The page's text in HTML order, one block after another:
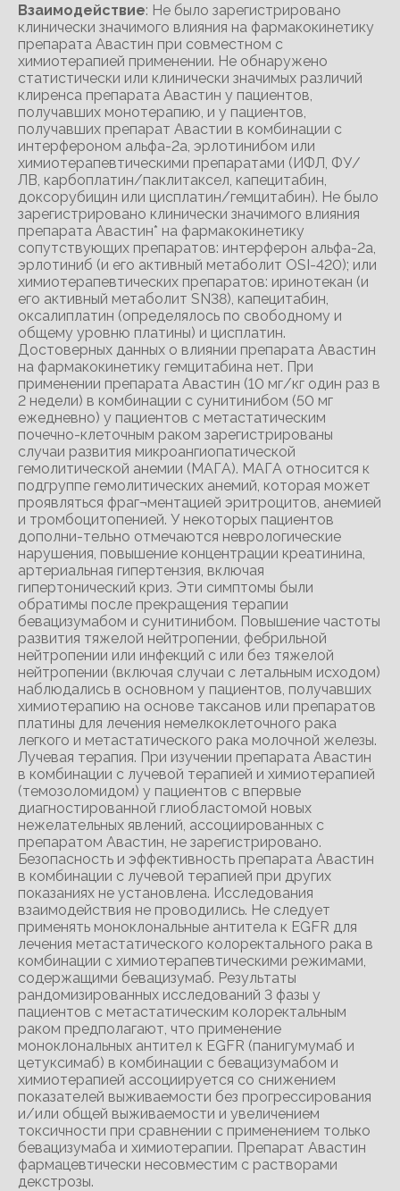
Взаимодействие: Не было зарегистрировано
клинически значимого влияния на фармакокинетику
препарата Авастин при совместном с
химиотерапией применении. Не обнаружено
статистически или клинически значимых различий
клиренса препарата Авастин у пациентов,
получавших монотерапию, и у пациентов,
получавших препарат Авастии в комбинации с
интерфероном альфа-2а, эрлотинибом или
химиотерапевтическими препаратами (ИФЛ, ФУ/
ЛВ, карбоплатин/паклитаксел, капецитабин,
доксорубицин или цисплатин/гемцитабин). Не было
зарегистрировано клинически значимого влияния
препарата Авастин* на фармакокинетику
сопутствующих препаратов: интерферон альфа-2а,
эрлотиниб (и его активный метаболит OSI-420); или
химиотерапевтических препаратов: иринотекан (и
его активный метаболит SN38), капецитабин,
оксалиплатин (определялось по свободному и
общему уровню платины) и цисплатин.
Достоверных данных о влиянии препарата Авастин
на фармакокинетику гемцитабина нет. При
применении препарата Авастин (10 мг/кг один раз в
2 недели) в комбинации с сунитинибом (50 мг
ежедневно) у пациентов с метастатическим
почечно-клеточным раком зарегистрированы
случаи развития микроангиопатической
гемолитической анемии (МАГА). МАГА относится к
подгруппе гемолитических анемий, которая может
проявляться фраг¬ментацией эритроцитов, анемией
и тромбоцитопенией. У некоторых пациентов
дополни-тельно отмечаются неврологические
нарушения, повышение концентрации креатинина,
артериальная гипертензия, включая
гипертонический криз. Эти симптомы были
обратимы после прекращения терапии
бевацизумабом и сунитинибом. Повышение частоты
развития тяжелой нейтропении, фебрильной
нейтропении или инфекций с или без тяжелой
нейтропении (включая случаи с летальным исходом)
наблюдались в основном у пациентов, получавших
химиотерапию на основе таксанов или препаратов
платины для лечения немелкоклеточного рака
легкого и метастатического рака молочной железы.
Лучевая терапия. При изучении препарата Авастин
в комбинации с лучевой терапией и химиотерапией
(темозоломидом) у пациентов с впервые
диагностированной глиобластомой новых
нежелательных явлений, ассоциированных с
препаратом Авастин, не зарегистрировано.
Безопасность и эффективность препарата Авастин
в комбинации с лучевой терапией при других
показаниях не установлена. Исследования
взаимодействия не проводились. Не следует
применять моноклональные антитела к EGFR для
лечения метастатического колоректального рака в
комбинации с химиотерапевтическими режимами,
содержащими бевацизумаб. Результаты
рандомизированных исследований 3 фазы у
пациентов с метастатическим колоректальным
раком предполагают, что применение
моноклональных антител к EGFR (панигумумаб и
цетуксимаб) в комбинации с бевацизумабом и
химиотерапией ассоциируется со снижением
показателей выживаемости без прогрессирования
и/или общей выживаемости и увеличением
токсичности при сравнении с применением только
бевацизумаба и химиотерапии. Препарат Авастин
фармацевтически несовместим с растворами
декстрозы.